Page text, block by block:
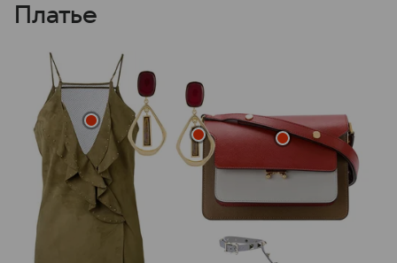
Платье